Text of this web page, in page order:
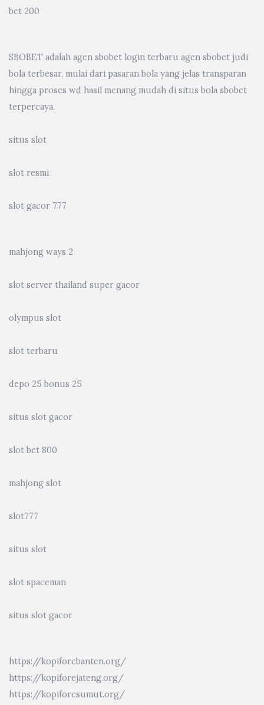
bet 200
SBOBET adalah agen sbobet login terbaru agen sbobet judi
bola terbesar, mulai dari pasaran bola yang jelas transparan
hingga proses wd hasil menang mudah di situs bola sbobet
terpercaya.
situs slot
slot resmi
slot gacor 777
mahjong ways 2
slot server thailand super gacor
olympus slot
slot terbaru
depo 25 bonus 25
situs slot gacor
slot bet 800
mahjong slot
slot777
situs slot
slot spaceman
situs slot gacor
https://kopiforebanten.org/
https://kopiforejateng.org/
https://kopiforesumut.org/